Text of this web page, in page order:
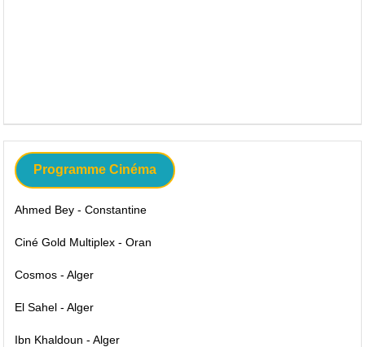
Programme Cinéma
Ahmed Bey - Constantine
Ciné Gold Multiplex - Oran
Cosmos - Alger
El Sahel - Alger
Ibn Khaldoun - Alger